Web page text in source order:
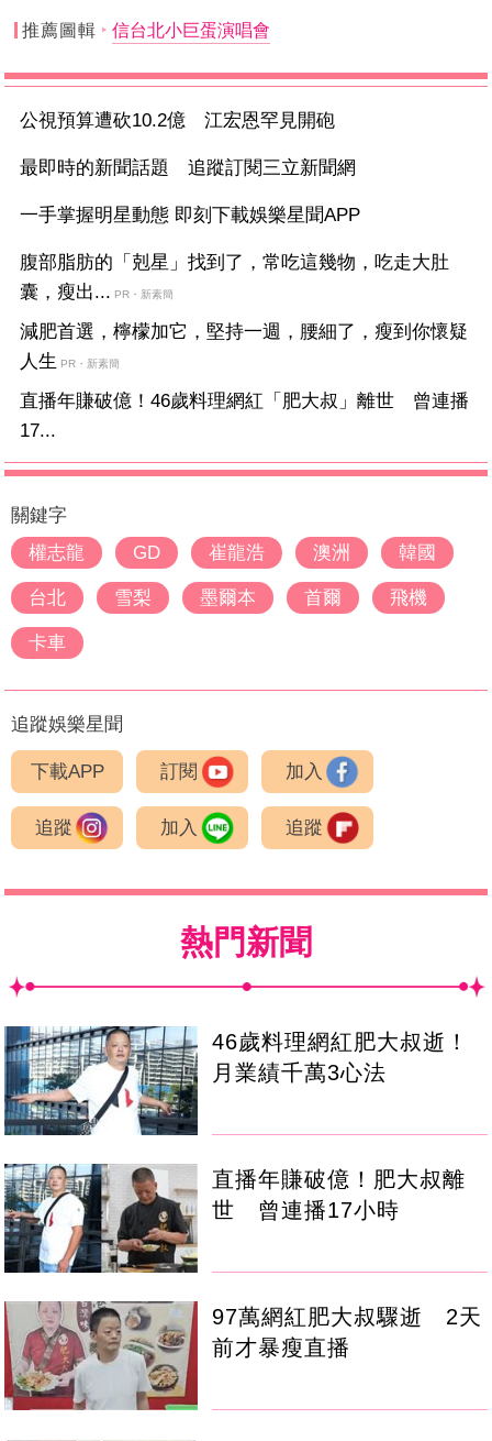
推薦圖輯 信台北小巨蛋演唱會
公視預算遭砍10.2億 江宏恩罕見開砲
最即時的新聞話題 追蹤訂閱三立新聞網
一手掌握明星動態 即刻下載娛樂星聞APP
腹部脂肪的「剋星」找到了，常吃這幾物，吃走大肚
囊，瘦出... PR・新素簡
減肥首選，檸檬加它，堅持一週，腰細了，瘦到你懷疑
人生 PR・新素簡
直播年賺破億！46歲料理網紅「肥大叔」離世 曾連播
17...
關鍵字
權志龍
GD 崔龍浩 澳洲 韓國
台北 雪梨 墨爾本 首爾 飛機
卡車
追蹤娛樂星聞
下載APP 訂閱 加入
追蹤 加入 追蹤
熱門新聞
46歲料理網紅肥大叔逝！
月業績千萬3心法
直播年賺破億！肥大叔離
世 曾連播17小時
97萬網紅肥大叔驟逝 2天
前才暴瘦直播